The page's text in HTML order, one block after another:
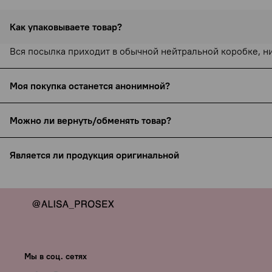
Как упаковываете товар?
Вся посылка приходит в обычной нейтральной коробке,
Моя покупка останется анонимной?
бренда (например, Pjur или Bijoux Indiscrets), но ни
Упаковка всегда нейтральная, курьеры не видят
Можно ли вернуть/обменять товар?
ссылке:https://www.yobobo.ru/page/exchange
Является ли продукция оригинальной
Мы в соц. сетях